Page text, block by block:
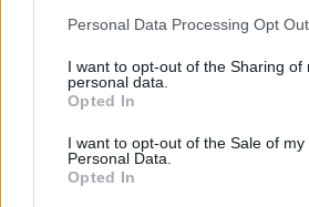
Personal Data Processing Opt
I want to opt-out of the Sharing of
personal data.
Opted In
I want to opt-out of the Sale of my
Personal Data.
Opted In
Dichiara all’Adnkronos Paolo
pesca delle sardine, alla
andando molto bene, – spiega
abbondanza e anche la
passo con l’offerta, stimiamo
più rispetto a prima del